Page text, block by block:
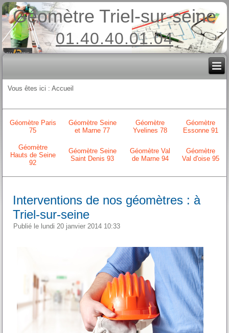
Géomètre Triel-sur-seine
01.40.40.01.04
Vous êtes ici :Accueil
Géomètre Paris
75
Géomètre Seine
et Marne 77
Géomètre
Yvelines 78
Géomètre
Essonne 91
Géomètre
Hauts de Seine
92
Géomètre Seine
Saint Denis 93
Géomètre Val
de Marne 94
Géomètre
Val d'oise 95
Interventions de nos géomètres : à
Triel-sur-seine
Publié le lundi 20 janvier 2014 10:33